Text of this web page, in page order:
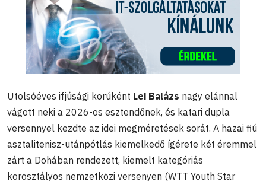
Utolsóéves ifjúsági korúként Lei Balázs nagy elánnal
vágott neki a 2026-os esztendőnek, és katari dupla
versennyel kezdte az idei megméretések sorát. A hazai fiú
asztalitenisz-utánpótlás kiemelkedő ígérete két éremmel
zárt a Dohában rendezett, kiemelt kategóriás
korosztályos nemzetközi versenyen (WTT Youth Star